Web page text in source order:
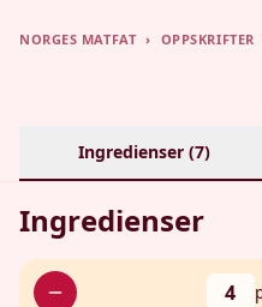
NORGES MATFAT › OPPSKRIFTER
Ingredienser (7)
Ingredienser
4